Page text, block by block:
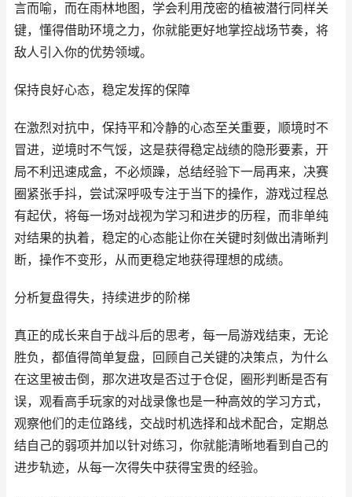
言而喻，而在雨林地图，学会利用茂密的植被潜行同样关
键，懂得借助环境之力，你就能更好地掌控战场节奏，将
敌人引入你的优势领域。
保持良好心态，稳定发挥的保障
在激烈对抗中，保持平和冷静的心态至关重要，顺境时不
冒进，逆境时不气馁，这是获得稳定战绩的隐形要素，开
局不利迅速成盒，不必烦躁，总结经验下一局再来，决赛
圈紧张手抖，尝试深呼吸专注于当下的操作，游戏过程总
有起伏，将每一场对战视为学习和进步的历程，而非单纯
对结果的执着，稳定的心态能让你在关键时刻做出清晰判
断，操作不变形，从而更稳定地获得理想的成绩。
分析复盘得失，持续进步的阶梯
真正的成长来自于战斗后的思考，每一局游戏结束，无论
胜负，都值得简单复盘，回顾自己关键的决策点，为什么
在这里被击倒，那次进攻是否过于仓促，圈形判断是否有
误，观看高手玩家的对战录像也是一种高效的学习方式，
观察他们的走位路线，交战时机选择和战术配合，定期总
结自己的弱项并加以针对练习，你就能清晰地看到自己的
进步轨迹，从每一次得失中获得宝贵的经验。